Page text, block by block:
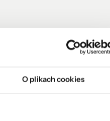
O plikach cookies